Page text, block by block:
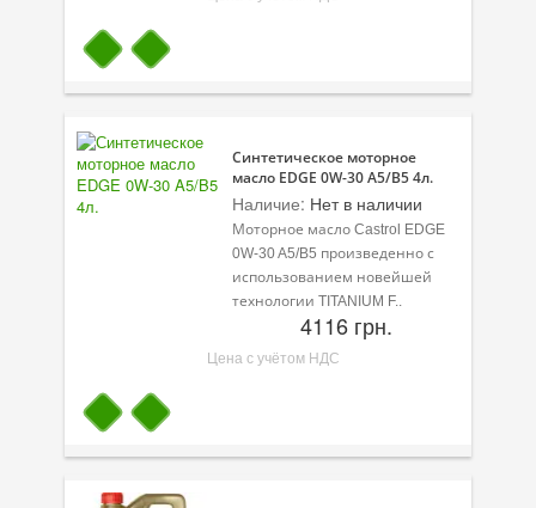
Синтетическое моторное
масло EDGE 0W-30 A5/B5 4л.
Наличие: Нет в наличии
Моторное масло Castrol EDGE
0W-30 A5/B5 произведенно с
использованием новейшей
технологии TITANIUM F..
4116 грн.
Цена с учётом НДС